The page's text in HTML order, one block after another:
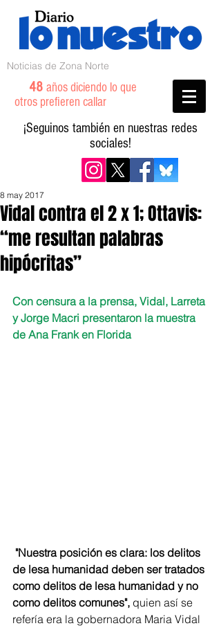
Noticias de Zona Norte
48 años diciendo lo que
otros prefieren callar
¡Seguinos también en nuestras redes
sociales!
Vidal contra el 2 x 1; Ottavis:
“me resultan palabras
hipócritas”
8 may 2017
Con censura a la prensa, Vidal, Larreta
y Jorge Macri presentaron la muestra
de Ana Frank en Florida
de lesa humanidad deben ser tratados
como delitos de lesa humanidad y no
como delitos comunes", quien así se
refería era la gobernadora Maria Vidal